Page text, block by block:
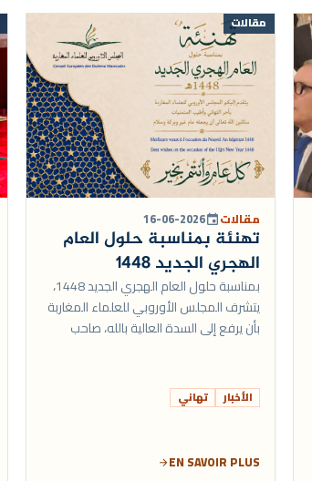
مقالات
مقالاتevent
16-06-2026
تهنئة بمناسبة حلول العام
الهجري الجديد 1448
بمناسبة حلول العام الهجري الجديد 1448،
يتشرف المجلس الأوروبي للعلماء المغاربة
بأن يرفع إلى السدة العالية بالله، صاحب
الأخبار تهاني
EN SAVOIR PLUS
arrow_forward